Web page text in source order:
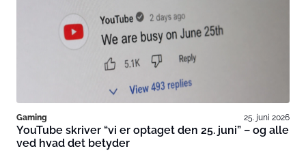
Gaming 25. juni 2026
YouTube skriver “vi er optaget den 25. juni” – og alle
ved hvad det betyder